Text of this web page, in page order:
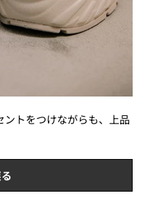
ントをつけながらも、上品